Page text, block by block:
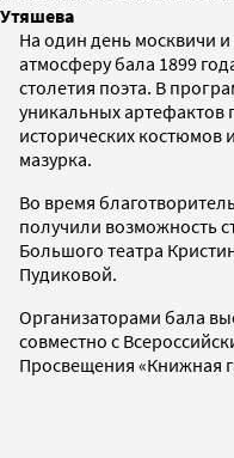
Утяшева
На один день москвичи
атмосферу бала 1899
столетия поэта. В
уникальных
исторических костюмов
мазурка.
Во время
получили возможность
Большого театра
Пудиковой.
Организаторами бала
совместно с
Просвещения «Книжная